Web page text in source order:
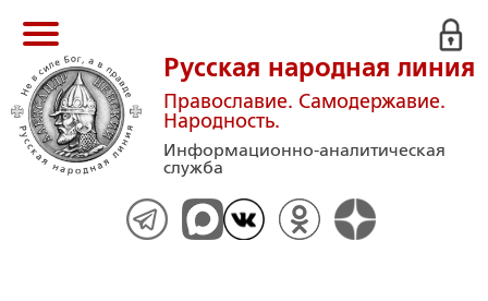
Русская народная линия
Православие. Самодержавие.
Народность.
Информационно-аналитическая
служба